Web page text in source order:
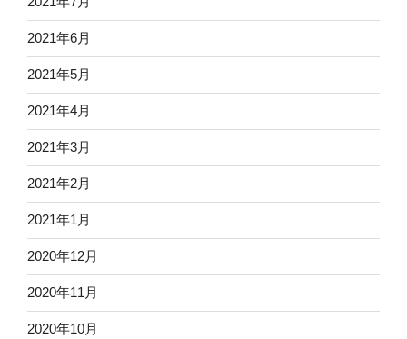
2021年6月
2021年5月
2021年4月
2021年3月
2021年2月
2021年1月
2020年12月
2020年11月
2020年10月